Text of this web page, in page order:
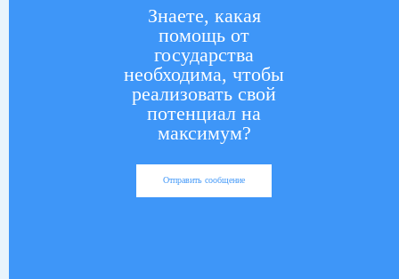
Знаете, какая
помощь от
государства
необходима, чтобы
реализовать свой
потенциал на
максимум?
Отправить сообщение